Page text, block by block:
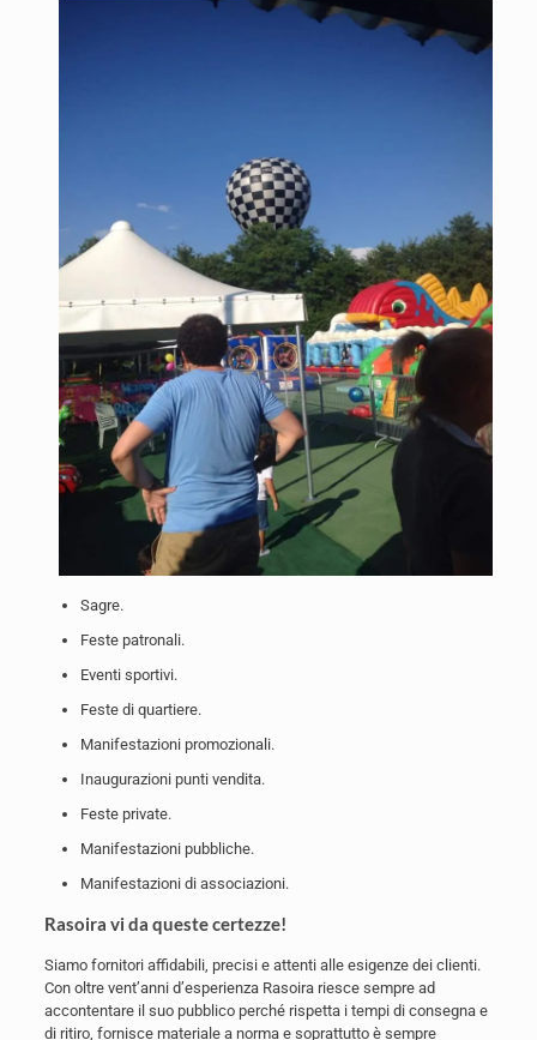
Sagre.
Feste patronali.
Eventi sportivi.
Feste di quartiere.
Manifestazioni promozionali.
Inaugurazioni punti vendita.
Feste private.
Manifestazioni pubbliche.
Manifestazioni di associazioni.
Rasoira vi da queste certezze!
Siamo fornitori affidabili, precisi e attenti alle esigenze dei clienti.
Con oltre vent’anni d’esperienza Rasoira riesce sempre ad
accontentare il suo pubblico perché rispetta i tempi di consegna e
di ritiro, fornisce materiale a norma e soprattutto è sempre